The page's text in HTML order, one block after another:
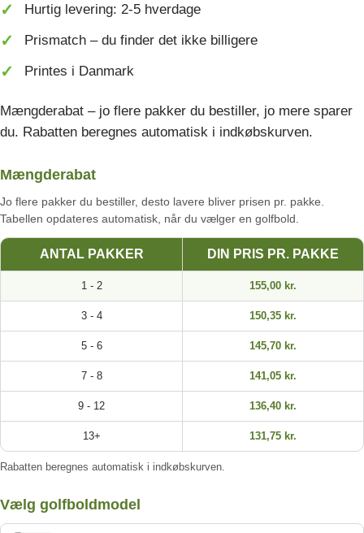
Hurtig levering: 2-5 hverdage
Prismatch – du finder det ikke billigere
Printes i Danmark
Mængderabat – jo flere pakker du bestiller, jo mere sparer
du. Rabatten beregnes automatisk i indkøbskurven.
Mængderabat
Jo flere pakker du bestiller, desto lavere bliver prisen pr. pakke.
Tabellen opdateres automatisk, når du vælger en golfbold.
ANTAL PAKKER DIN PRIS PR. PAKKE
1 - 2 155,00 kr.
3 - 4 150,35 kr.
5 - 6 145,70 kr.
7 - 8 141,05 kr.
9 - 12 136,40 kr.
13+ 131,75 kr.
Rabatten beregnes automatisk i indkøbskurven.
Vælg golfboldmodel